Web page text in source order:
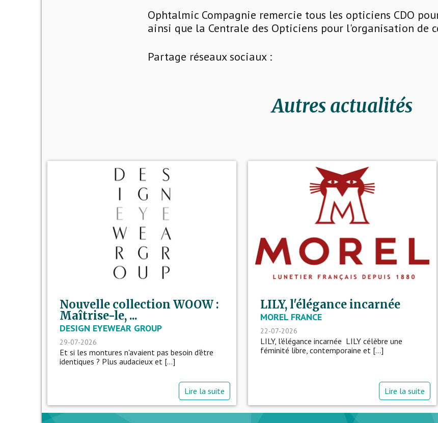
Ophtalmic Compagnie remercie tous les opticiens CDO
ainsi que la Centrale des Opticiens pour l'organisation de
Partage réseaux sociaux :
Autres actualités
Nouvelle collection WOOW :
Maîtrise-le, ...
DESIGN EYEWEAR GROUP
29-07-2026
Et si les montures n'avaient pas besoin d'être
identiques ? Plus audacieux et [...]
Lire la suite
LILY, l'élégance incarnée
MOREL FRANCE
22-07-2026
LILY, l'élégance incarnée LILY célèbre une
féminité libre, contemporaine et [...]
Lire la suite